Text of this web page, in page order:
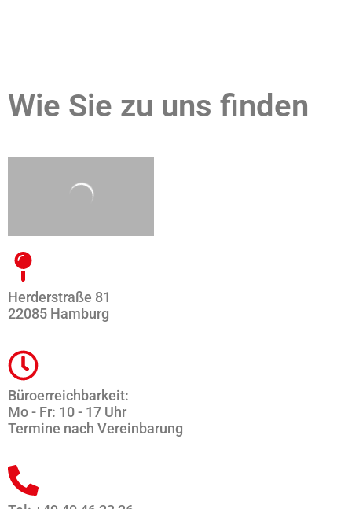
Wie Sie zu uns finden
Herderstraße 81
22085 Hamburg
Büroerreichbarkeit:
Mo - Fr: 10 - 17 Uhr
Termine nach Vereinbarung